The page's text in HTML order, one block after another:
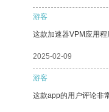
游客
这款加速器VPM应用
2025-02-09
游客
这款app的用户评论非